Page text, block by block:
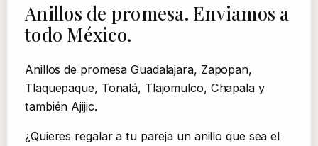
Anillos de promesa. Enviamos a
todo México.
Anillos de promesa Guadalajara, Zapopan,
Tlaquepaque, Tonalá, Tlajomulco, Chapala y
también Ajijic.
¿Quieres regalar a tu pareja un anillo que sea el